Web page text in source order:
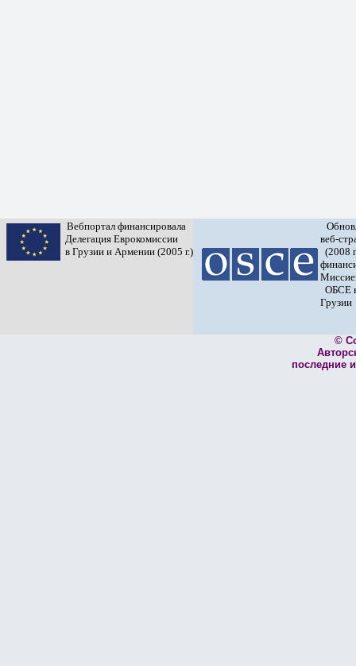
Вебпортал финансировала
Делегация Еврокомиссии
в Грузии и Армении (2005 г.)
веб-
(2008
ОБСЕ
Грузии
©
последние